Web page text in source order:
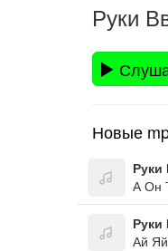
Руки
Новые
Руки
А Он
Руки
Ай